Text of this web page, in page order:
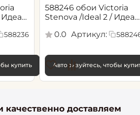
Идеал
588236
купить
588246 обои Victoria
Stenova /Ideal 2 / Идеал
0.0 Артикул:
Авторизуйтесь, чтобы
качественно доставляем